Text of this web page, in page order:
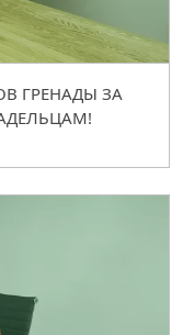
ГРЕНАДЫ ЗА